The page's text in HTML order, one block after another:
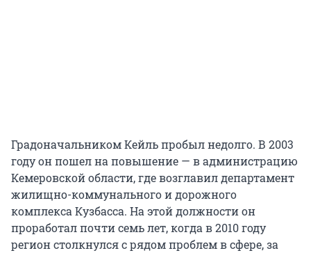
Градоначальником Кейль пробыл недолго. В 2003
году он пошел на повышение — в администрацию
Кемеровской области, где возглавил департамент
жилищно-коммунального и дорожного
комплекса Кузбасса. На этой должности он
проработал почти семь лет, когда в 2010 году
регион столкнулся с рядом проблем в сфере, за